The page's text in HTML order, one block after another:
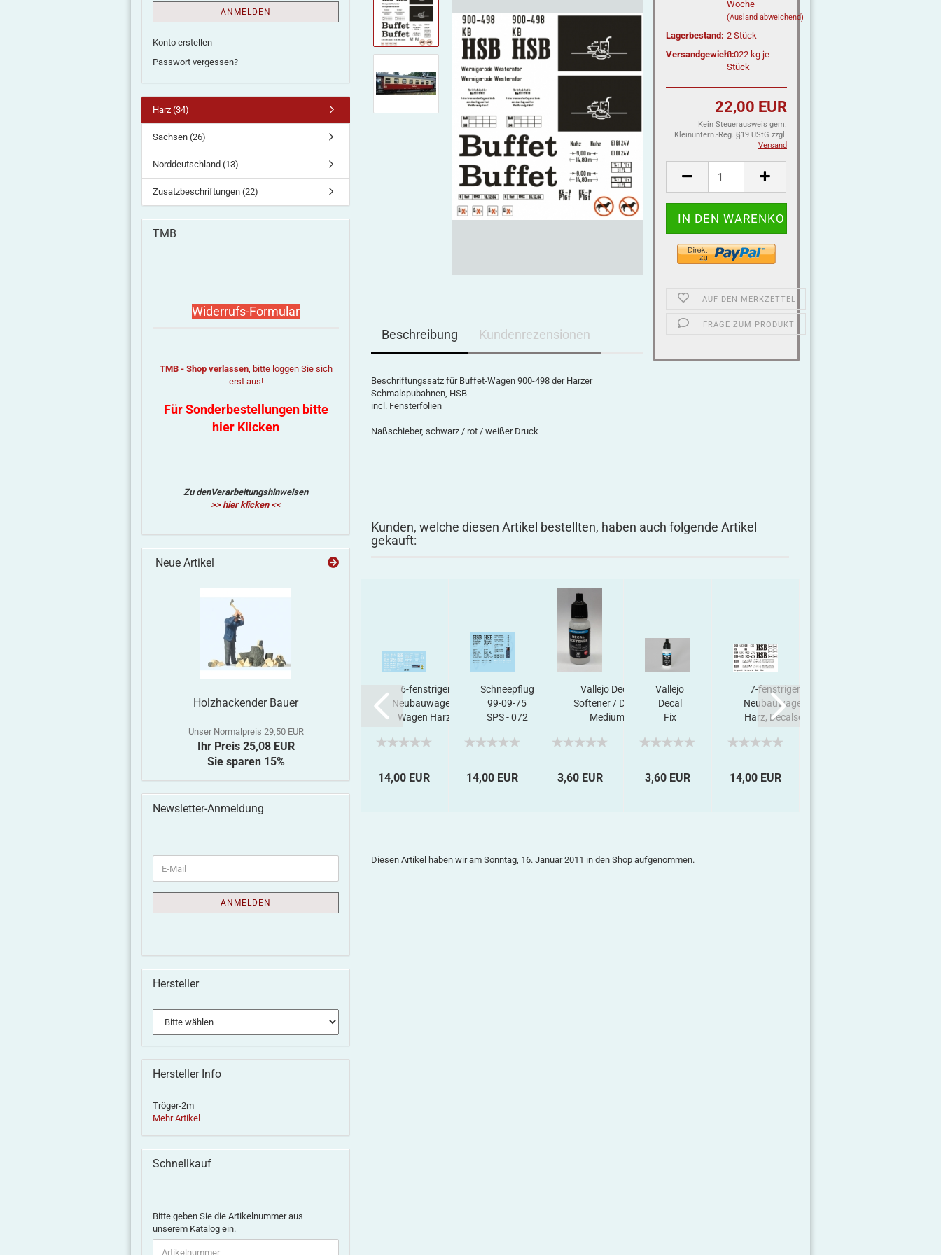
Woche
(Ausland abweichend)
Lagerbestand: 2Stück
Versandgewicht:0.022 kg je
Stück
22,00 EUR
Kein Steuerausweis gem.
Kleinuntern.-Reg. §19 UStG zzgl.
Versand
AUF DEN MERKZETTEL
FRAGE ZUM PRODUKT
Beschreibung Kundenrezensionen
Beschriftungssatz für Buffet-Wagen 900-498 der Harzer
Schmalspubahnen, HSB
incl. Fensterfolien
Naßschieber, schwarz / rot / weißer Druck
Kunden, welche diesen Artikel bestellten, haben auch folgende Artikel
gekauft:
3,60 EUR
Neubauwagen
14,00 EUR 16,50 EUR
6-fenstriger
Neubauwagen-
Wagen Harz,
14,00 EUR
Schneepflug
99-09-75
SPS - 072
14,00 EUR
Vallejo Decal
Softener / Decal
Medium,
3,60 EUR
Vallejo
Decal
Fix
3,60 EUR
7-fenstriger
Neubauwagen
Harz, Decalset
14,00 EUR
Diesen Artikel haben wir am Sonntag, 16. Januar 2011 in den Shop aufgenommen.
ANMELDEN
Konto erstellen
Passwort vergessen?
Harz (34)
Sachsen (26)
Norddeutschland (13)
Zusatzbeschriftungen (22)
TMB
Widerrufs-Formular
TMB - Shop verlassen, bitte loggen Sie sich
erst aus!
Für Sonderbestellungen bitte
hier Klicken
Zu denVerarbeitungshinweisen
>> hier klicken <<
Neue Artikel
Holzhackender Bauer
Unser Normalpreis 29,50 EUR
Ihr Preis 25,08 EUR
Sie sparen 15%
Newsletter-Anmeldung
ANMELDEN
Hersteller
Hersteller Info
Tröger-2m
Mehr Artikel
Schnellkauf
Bitte geben Sie die Artikelnummer aus
unserem Katalog ein.